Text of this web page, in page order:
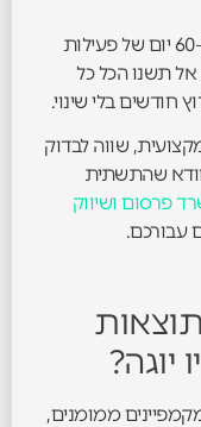
שיווק דיגיטלי דורש לפחות 60-90 יום של פעילות
תשנו הכל כל
חודשים בלי שינוי.
שווה לבדוק
שהתשתית
פרסום ושיווק
עבורכם.
יוגה?
מקמפיינים ממומנים,